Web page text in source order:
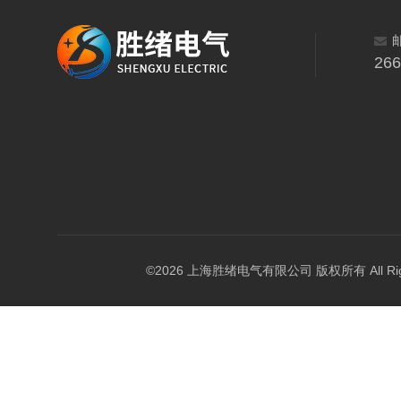
©2026 上海胜绪电气有限公司 版权所有 All